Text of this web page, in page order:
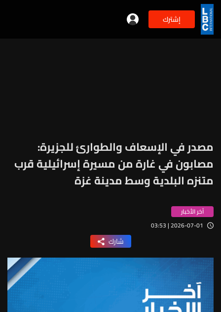
إشترك
مصدر في الإسعاف والطوارئ للجزيرة:
مصابون في غارة من مسيرة إسرائيلية قرب
متنزه البلدية وسط مدينة غزة
آخر الأخبار
2026-07-01 | 03:53
شارك